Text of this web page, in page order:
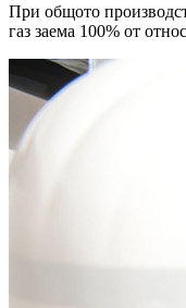
При общото
газ заема 100% от